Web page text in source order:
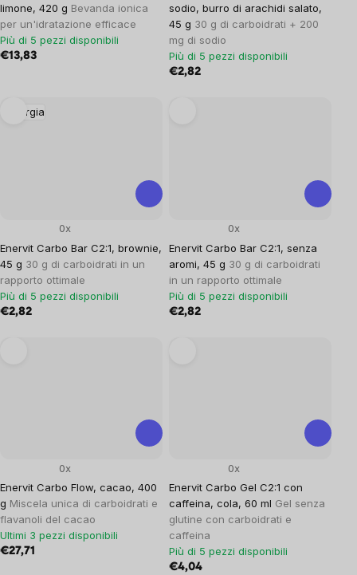
limone, 420 g Bevanda ionica
per un'idratazione efficace
Più di 5 pezzi disponibili
€13,83
sodio, burro di arachidi salato,
45 g 30 g di carboidrati + 200
mg di sodio
Più di 5 pezzi disponibili
€2,82
Energia
Enervit Carbo Bar C2:1, brownie,
45 g 30 g di carboidrati in un
rapporto ottimale
0x
Più di 5 pezzi disponibili
€2,82
Enervit Carbo Bar C2:1, senza
aromi, 45 g 30 g di carboidrati
in un rapporto ottimale
0x
Più di 5 pezzi disponibili
€2,82
Enervit Carbo Flow, cacao, 400
g Miscela unica di carboidrati e
flavanoli del cacao
0x
Ultimi 3 pezzi disponibili
€27,71
Enervit Carbo Gel C2:1 con
caffeina, cola, 60 ml Gel senza
glutine con carboidrati e
caffeina
0x
Più di 5 pezzi disponibili
€4,04